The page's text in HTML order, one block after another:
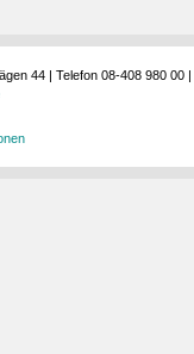
44 | Telefon 08-408 980 00 |